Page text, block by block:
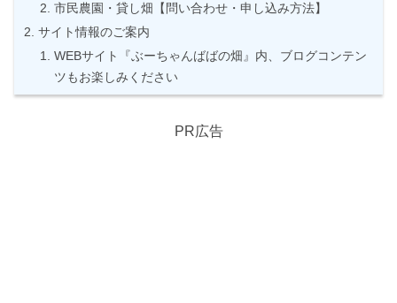
市民農園・貸し畑【問い合わせ・申し込み方法】
サイト情報のご案内
WEBサイト『ぶーちゃんばばの畑』内、ブログコンテン
ツもお楽しみください
PR広告